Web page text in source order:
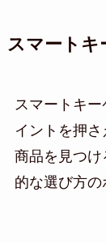
スマートキ
スマートキ
イントを押
商品を見つ
的な選び方の